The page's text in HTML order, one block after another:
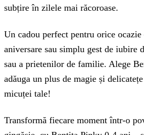
subțire în zilele mai răcoroase.
Un cadou perfect pentru orice
aniversare sau simplu gest de iubire
sau a prietenilor de familie. Alege
adăuga un plus de magie și
micuței tale!
Transformă fiecare moment într-o